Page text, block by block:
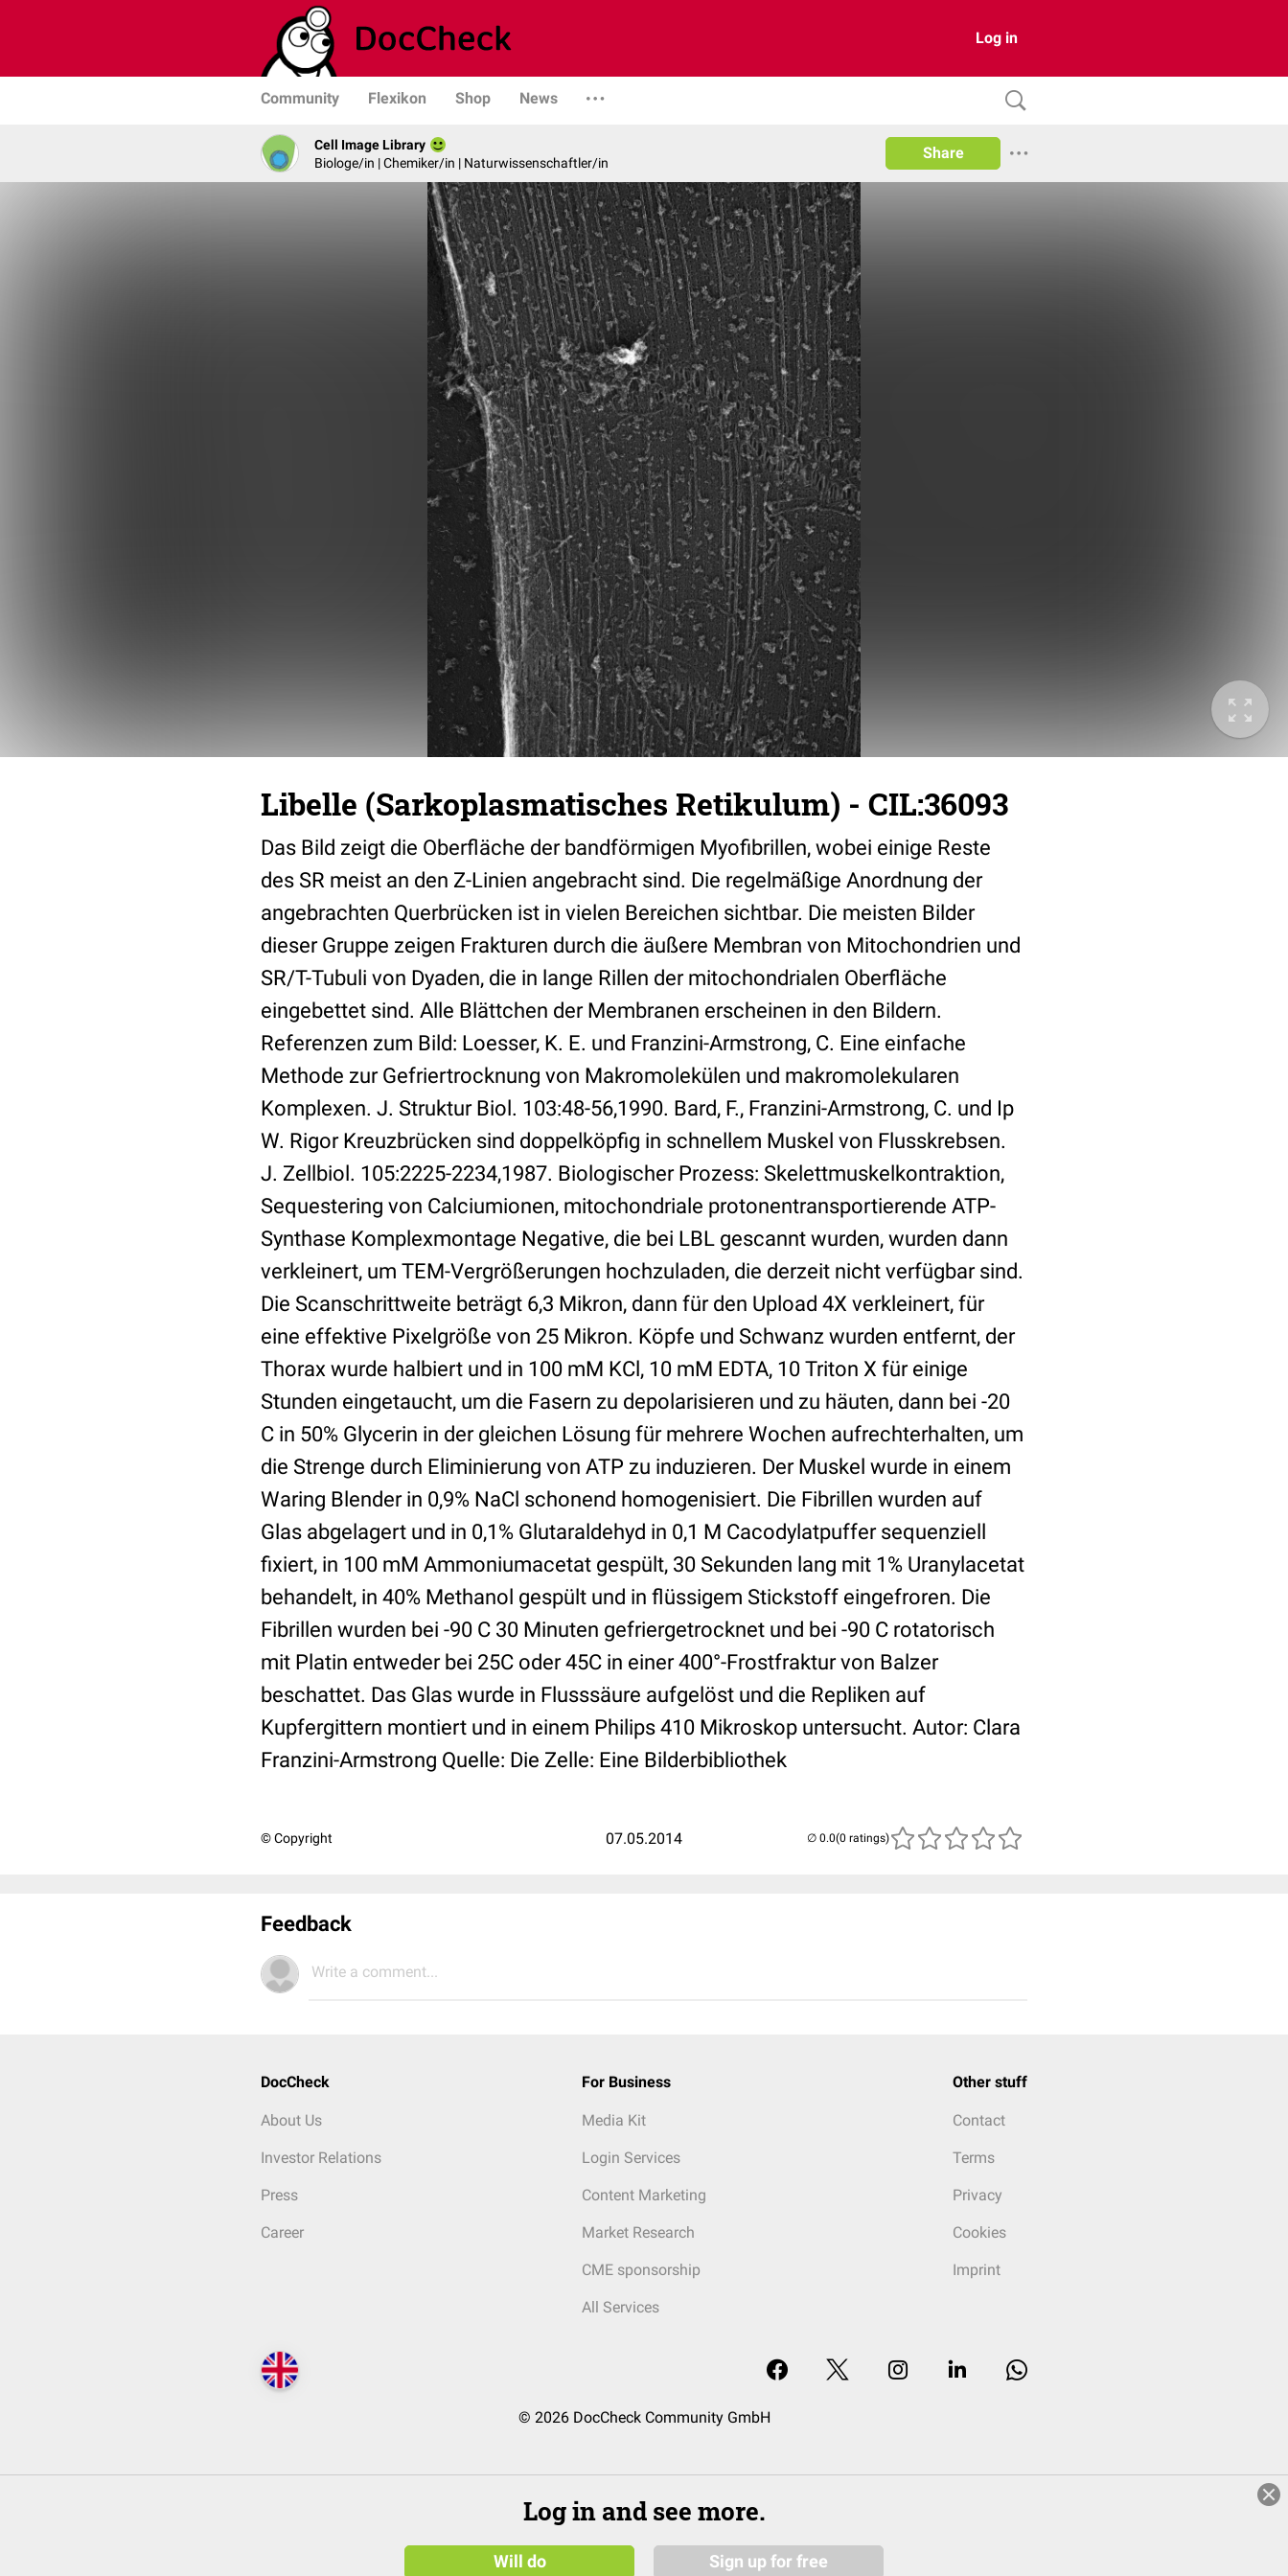
Log in
Community Flexikon Shop News
Cell Image Library
Biologe/in | Chemiker/in | Naturwissenschaftler/in
Share
Libelle (Sarkoplasmatisches Retikulum) - CIL:36093
Das Bild zeigt die Oberfläche der bandförmigen Myofibrillen, wobei einige Reste
des SR meist an den Z-Linien angebracht sind. Die regelmäßige Anordnung der
angebrachten Querbrücken ist in vielen Bereichen sichtbar. Die meisten Bilder
dieser Gruppe zeigen Frakturen durch die äußere Membran von Mitochondrien und
SR/T-Tubuli von Dyaden, die in lange Rillen der mitochondrialen Oberfläche
eingebettet sind. Alle Blättchen der Membranen erscheinen in den Bildern.
Referenzen zum Bild: Loesser, K. E. und Franzini-Armstrong, C. Eine einfache
Methode zur Gefriertrocknung von Makromolekülen und makromolekularen
Komplexen. J. Struktur Biol. 103:48-56,1990. Bard, F., Franzini-Armstrong, C. und Ip
W. Rigor Kreuzbrücken sind doppelköpfig in schnellem Muskel von Flusskrebsen.
J. Zellbiol. 105:2225-2234,1987. Biologischer Prozess: Skelettmuskelkontraktion,
Sequestering von Calciumionen, mitochondriale protonentransportierende ATP-
Synthase Komplexmontage Negative, die bei LBL gescannt wurden, wurden dann
verkleinert, um TEM-Vergrößerungen hochzuladen, die derzeit nicht verfügbar sind.
Die Scanschrittweite beträgt 6,3 Mikron, dann für den Upload 4X verkleinert, für
eine effektive Pixelgröße von 25 Mikron. Köpfe und Schwanz wurden entfernt, der
Thorax wurde halbiert und in 100 mM KCl, 10 mM EDTA, 10 Triton X für einige
Stunden eingetaucht, um die Fasern zu depolarisieren und zu häuten, dann bei -20
C in 50% Glycerin in der gleichen Lösung für mehrere Wochen aufrechterhalten, um
die Strenge durch Eliminierung von ATP zu induzieren. Der Muskel wurde in einem
Waring Blender in 0,9% NaCl schonend homogenisiert. Die Fibrillen wurden auf
Glas abgelagert und in 0,1% Glutaraldehyd in 0,1 M Cacodylatpuffer sequenziell
fixiert, in 100 mM Ammoniumacetat gespült, 30 Sekunden lang mit 1% Uranylacetat
behandelt, in 40% Methanol gespült und in flüssigem Stickstoff eingefroren. Die
Fibrillen wurden bei -90 C 30 Minuten gefriergetrocknet und bei -90 C rotatorisch
mit Platin entweder bei 25C oder 45C in einer 400°-Frostfraktur von Balzer
beschattet. Das Glas wurde in Flusssäure aufgelöst und die Repliken auf
Kupfergittern montiert und in einem Philips 410 Mikroskop untersucht. Autor: Clara
Franzini-Armstrong Quelle: Die Zelle: Eine Bilderbibliothek
© Copyright 07.05.2014 (0 ratings)
Feedback
Write a comment...
DocCheck
About Us
Investor Relations
Press
Career
For Business
Media Kit
Login Services
Content Marketing
Market Research
CME sponsorship
All Services
Other stuff
Contact
Terms
Privacy
Cookies
Imprint
© 2026 DocCheck Community GmbH
Log in and see more.
Will do Sign up for free